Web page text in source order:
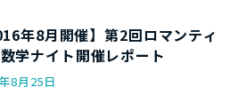
年8月開催】第2回ロマンティ
学ナイト開催レポート
8月25日